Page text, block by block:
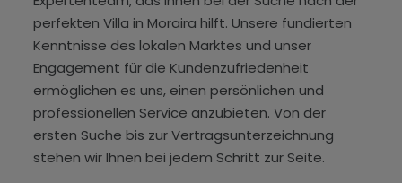
perfekten Villa in Moraira hilft. Unsere fundierten
Kenntnisse des lokalen Marktes und unser
Engagement für die Kundenzufriedenheit
ermöglichen es uns, einen persönlichen und
professionellen Service anzubieten. Von der
ersten Suche bis zur Vertragsunterzeichnung
stehen wir Ihnen bei jedem Schritt zur Seite.